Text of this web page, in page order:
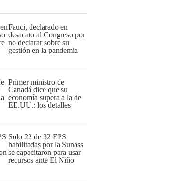
Fauci, declarado en
desacato al Congreso por
no declarar sobre su
gestión en la pandemia
Primer ministro de
Canadá dice que su
economía supera a la de
EE.UU.: los detalles
Solo 22 de 32 EPS
habilitadas por la Sunass
se capacitaron para usar
recursos ante El Niño